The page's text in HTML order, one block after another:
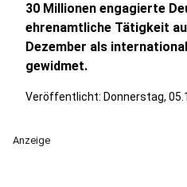
30 Millionen engagierte
ehrenamtliche Tätigkeit
Dezember als
gewidmet.
Veröffentlicht: Donnerstag,
Anzeige